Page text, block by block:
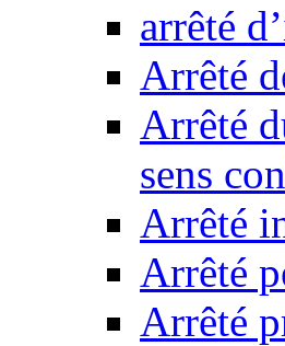
arrêté
Arrêté
Arrêté
sens
Arrêté
Arrêté
Arrêté